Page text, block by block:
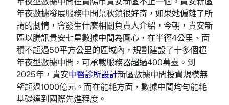
年夜數據發展服務中間葉秋鎖很好奇，如果她偏離了所
謂的劇情，會發生什麼相關負責人介紹，今朝，貴安新
區以騰訊貴安七星數據中間為圓心，在半徑4公里、面
積不超過50平方公里的區域內，規劃建設了十多個超
年夜型數據中間，可承載服務器超過400萬臺。到
2025年，貴安中醫診所設計新區數據中間投資規模無
望超過1000億元。而在能耗方面，數據中間均勻能耗
基礎達到國際先進程度。